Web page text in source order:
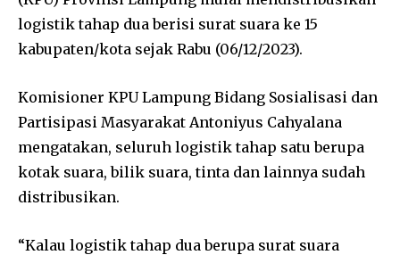
logistik tahap dua berisi surat suara ke 15
kabupaten/kota sejak Rabu (06/12/2023).
Komisioner KPU Lampung Bidang Sosialisasi dan
Partisipasi Masyarakat Antoniyus Cahyalana
mengatakan, seluruh logistik tahap satu berupa
kotak suara, bilik suara, tinta dan lainnya sudah
distribusikan.
“Kalau logistik tahap dua berupa surat suara